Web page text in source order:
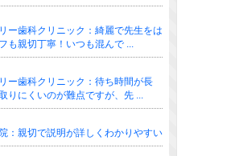
ー歯科クリニック：綺麗で先生をは
も親切丁寧！いつも混んで ...
ー歯科クリニック：待ち時間が長
りにくいのが難点ですが、先 ...
：親切で説明が詳しくわかりやすい